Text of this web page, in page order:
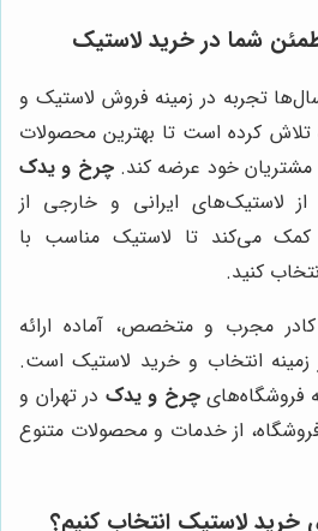
شما در خرید لاستیک
تجربه در زمینه فروش لاستیک و
تلاش کرده است تا بهترین محصولات
مشتریان خود عرضه کند.چرخ و یدک
از لاستیک‌های ایرانی و خارجی از
کمک می‌کند تا لاستیک مناسب با
کنید.
مجرب و متخصص، آماده ارائه
زمینه انتخاب و خرید لاستیک است.
فروشگاه‌هایچرخ و یدک در تهران و
از خدمات و محصولات متنوع
خرید لاستیک انتخاب کنیم؟